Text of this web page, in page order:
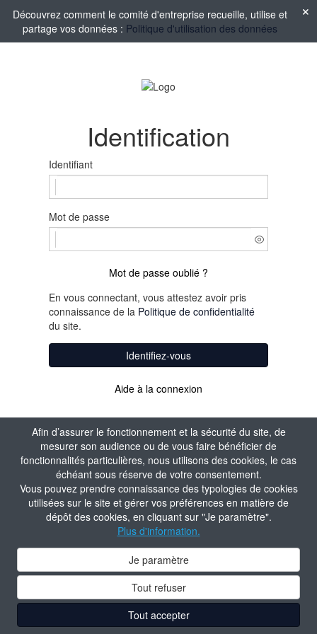
Afin d’assurer le fonctionnement et la sécurité du site, de
mesurer son audience ou de vous faire bénéficier de
fonctionnalités particulières, nous utilisons des cookies, le cas
échéant sous réserve de votre consentement.
Vous pouvez prendre connaissance des typologies de cookies
utilisées sur le site et gérer vos préférences en matière de
dépôt des cookies, en cliquant sur "Je paramètre".
Plus d'information.
Je paramètre
Tout refuser
Tout accepter
Découvrez comment le comité d'entreprise recueille, utilise et
partage vos données : Politique d'utilisation des données
Identification
Identifiant
Mot de passe
Mot de passe oublié ?
En vous connectant, vous attestez avoir pris
connaissance de la Politique de confidentialité
du site.
Identifiez-vous
Aide à la connexion